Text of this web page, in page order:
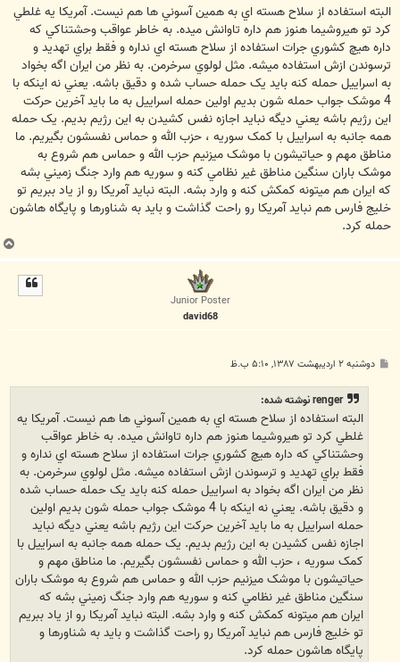
ت
البته استفاده از سلاح هسته اي به همين آسوني ها هم نيست. آمريکا يه غلطي
کرد تو هيروشيما هنوز هم داره تاوانش ميده. به خاطر عواقب وحشتناکي که
داره هيچ کشوري جرات استفاده از سلاح هسته اي نداره و فقط براي تهديد و
ترسوندن ازش استفاده ميشه. مثل لولوي سرخرمن. به نظر من ايران اگه بخواد
به اسراييل حمله کنه بايد يک حمله حساب شده و دقيق باشه. يعني نه اينکه با
4 موشک جواب حمله شون بديم اولين حمله اسراييل به ما بايد آخرين حرکت
اين رژيم باشه يعني ديگه نبايد اجازه نفس کشيدن به اين رژيم بديم. يک حمله
همه جانبه به اسراييل با کمک سوريه ، حزب الله و حماس نفسشون بگيريم. ما
مناطق مهم و حياتيشون با موشک ميزنيم حزب الله و حماس هم شروع به
موشک باران سنگين مناطق غير نظامي کنه و سوريه هم وارد جنگ زميني بشه
که ايران هم ميتونه کمکش کنه و وارد بشه. البته نبايد آمريکا رو از ياد ببريم تو
خليج فارس هم نبايد آمريکا رو راحت گذاشت و بايد به شناورها و پايگاه هاشون
حمله کرد.
ب
ا
Junior Poster
david68
پ دوشنبه ۲ اردیبهشت ۱۳۸۷, ۵:۱۰ ب.ظ
renger نوشته شده:
البته استفاده از سلاح هسته اي به همين آسوني ها هم نيست. آمريکا يه
غلطي کرد تو هيروشيما هنوز هم داره تاوانش ميده. به خاطر عواقب
وحشتناکي که داره هيچ کشوري جرات استفاده از سلاح هسته اي نداره و
فقط براي تهديد و ترسوندن ازش استفاده ميشه. مثل لولوي سرخرمن. به
نظر من ايران اگه بخواد به اسراييل حمله کنه بايد يک حمله حساب شده
و دقيق باشه. يعني نه اينکه با 4 موشک جواب حمله شون بديم اولين
حمله اسراييل به ما بايد آخرين حرکت اين رژيم باشه يعني ديگه نبايد
اجازه نفس کشيدن به اين رژيم بديم. يک حمله همه جانبه به اسراييل با
کمک سوريه ، حزب الله و حماس نفسشون بگيريم. ما مناطق مهم و
حياتيشون با موشک ميزنيم حزب الله و حماس هم شروع به موشک باران
سنگين مناطق غير نظامي کنه و سوريه هم وارد جنگ زميني بشه که
ايران هم ميتونه کمکش کنه و وارد بشه. البته نبايد آمريکا رو از ياد ببريم
تو خليج فارس هم نبايد آمريکا رو راحت گذاشت و بايد به شناورها و
پايگاه هاشون حمله کرد.